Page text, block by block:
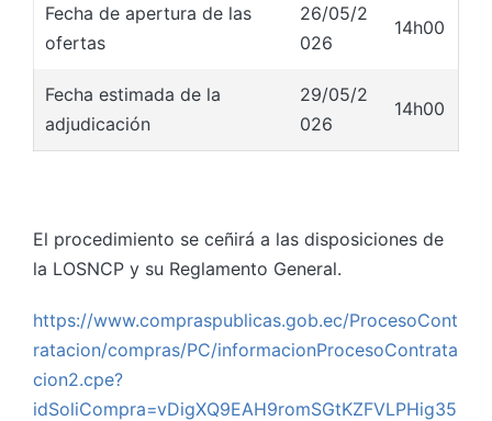
Fecha de apertura de las
ofertas
26/05/2
026
14h00
Fecha estimada de la
adjudicación
29/05/2
026
14h00
El procedimiento se ceñirá a las disposiciones de
la LOSNCP y su Reglamento General.
https://www.compraspublicas.gob.ec/ProcesoCont
ratacion/compras/PC/informacionProcesoContrata
cion2.cpe?
idSoliCompra=vDigXQ9EAH9romSGtKZFVLPHig35